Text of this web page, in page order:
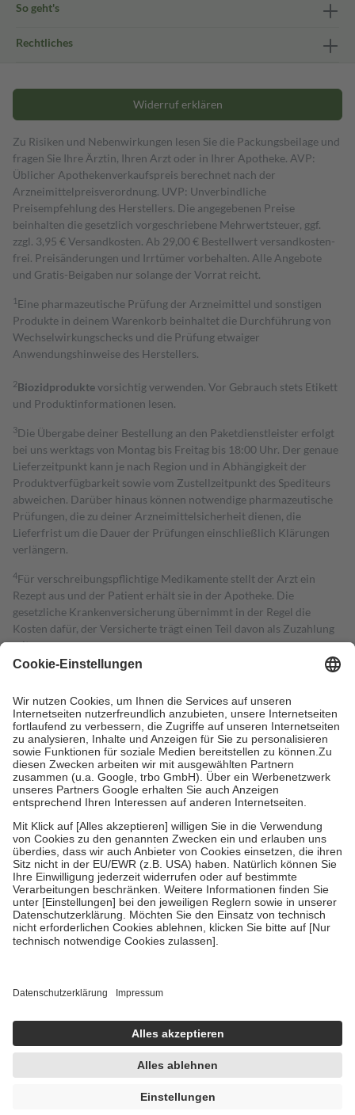
So geht's
Rechtliches
Widerruf erklären
Zu Risiken und Nebenwirkungen lesen Sie die Packungsbeilage und
fragen Sie Ihre Ärztin, Ihren Arzt oder in Ihrer Apotheke. AVP:
Üblicher Apothekenverkaufspreis berechnet nach der
Arzneimittelpreisverordnung. UVP: Unverbindliche
Preisempfehlung des Herstellers. Die angegebenen Preise
beinhalten die gesetzlich vorgeschriebene Mehrwertsteuer, ggf.
zzgl. 3,95 € Versandkosten. Ab 29,00 € Bestell­wert versand­kosten­
frei. Preisänderungen und Irrtümer vorbehalten. Alle Angebote
und Gratis-Beigaben nur solange der Vorrat reicht.
1 Eine pharmazeutische Prüfung der Arzneimittel und sonstigen
Produkte in deinem Warenkorb beinhaltet die Durchführung von
Wechselwirkungschecks und die Prüfung etwaiger
Anwendungshinweise des Herstellers.
2Biozidproduktevorsichtig verwenden. Vor Gebrauch stets Etikett
und Produktinformationen lesen.
3Die Übergabe deiner Bestellung an den Paketdienstleister erfolgt
bei uns werktags von Montag bis Freitag bis 18:00 Uhr. Der genaue
Lieferzeitpunkt kann je nach Region und in Abhängigkeit der
Produktverfügbarkeit sowie vom Zustellzeitpunkt des Spediteurs
abweichen. Darüber hinaus können notwendige pharmazeutische
Prüfungen, die zu deiner Arzneimittelsicherheit dienen, die
Lieferfrist um die Dauer der Prüfungen einschließlich Klärungen
verlängern.
4Für verschreibungspflichtige Medikamente stellt der Arzt ein
Rezept aus und der Patient erhält sie in der Apotheke. Die
gesetzliche Krankenversicherung übernimmt in der Regel die
Kosten dafür, der Versicherte trägt einen Teil davon als Zuzahlung
mit.
Grundsätzlich leisten Mitglieder Zuzahlungen in Höhe von zehn
höchstens zehn Euro.
Es sind jedoch nie mehr als die tatsächlichen
Kosten der Leistung zu entrichten.
Diese Regeln gelten grundsätzlich auch für Online-Apotheken.
Bei Heilmitteln und häuslicher Krankenpflege beträgt die
Zuzahlung zehn Prozent der Kosten sowie zehn Euro je
Verordnung.
Um das Engagement der Versicherten für ihre eigene Gesundheit zu
stärken und die besondere Stellung der Familie zu unterstützen,
fallenkeine Zuzahlungenan bei:
• Kindern und Jugendlichen bis zum vollendeten 18. Lebensjahr
mit Ausnahme der Fahrkosten
• Untersuchungen zur Vorsorge und Früherkennung, die von der
GKV getragen werden
• empfohlenen Schutzimpfungen
• Harn- und Blutteststreifen
getroffen, um sicherzustellen, dass es sich um echte Bewertungen
https://help.etrusted.com/hc/de/articles/4419944605341
Einige Bilder und Inhalte wurden unter Zuhilfenahme künstlicher